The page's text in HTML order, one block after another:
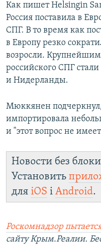
Как пишет Helsingin
Россия поставила в
СПГ. В то время как
в Европу резко
возросли.
российского СПГ
и Нидерланды.
Мюккянен
импортировала
и "этот вопрос не
Новости без
Установить
для iOS і Android.
Роскомнадзор
сайту Крым.Реалии.